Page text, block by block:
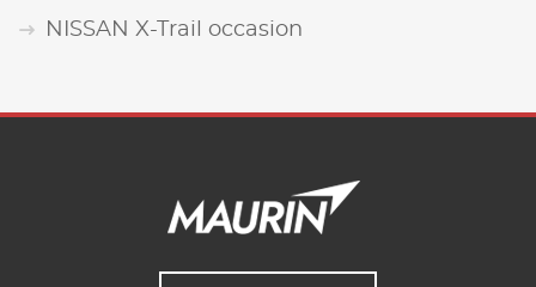
NISSAN X-Trail occasion